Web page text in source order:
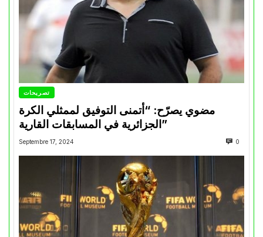
تصريحات
مضوي يصرّح: “أتمنى التوفيق لممثلي الكرة
الجزائرية في المسابقات القارية”
Septembre 17, 2024 0